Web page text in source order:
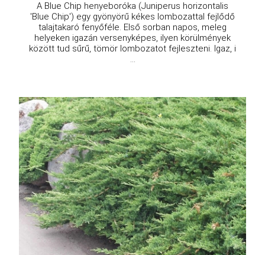
A Blue Chip henyeboróka (Juniperus horizontalis
'Blue Chip') egy gyönyörű kékes lombozattal fejlődő
talajtakaró fenyőféle. Első sorban napos, meleg
helyeken igazán versenyképes, ilyen körülmények
között tud sűrű, tömör lombozatot fejleszteni. Igaz, i
...